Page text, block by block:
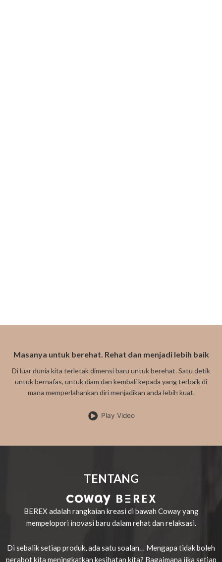
Masanya untuk berehat. Rehat dan menjadi lebih baik
Di luar dunia kita terletak dimensi baru untuk berehat. Satu detik
untuk bernafas, untuk diam dan kembali kepada yang terbaik di
mana memperlahankan diri menjadikan anda lebih kuat.
Play Video
TENTANG
BEREX adalah rangkaian kreasi di bawah Coway yang
mempelopori inovasi baru dalam rehat dan relaksasi.
Di sebalik setiap produk, ada satu soalan… Mengapa tidak boleh
perabot kita meningkatkan kesihatan kita? Bagaimana jika setiap